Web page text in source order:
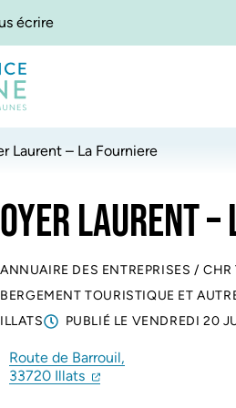
écrire
Garonne
Laurent – La Fourniere
LAURENT
ANNUAIRE DES ENTREPRISES / CHR
TOURISTIQUE ET
ILLATS
PUBLIÉ LE VENDREDI 20
UTILES
Route de Barrouil,
33720 Illats (ouverture dans un
(ouverture dans un